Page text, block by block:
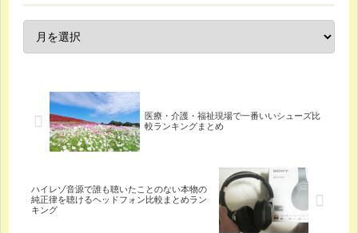
医療・介護・福祉現場で一番いいシューズ比
較ランキングまとめ
ハイレゾ音源で誰も聴いたことのない本物の
純正律を聴けるヘッドフォン比較まとめラン
キング